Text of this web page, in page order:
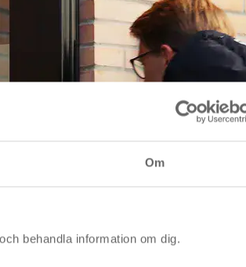
Om
behandla information om dig.